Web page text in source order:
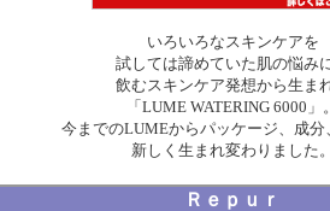
いろいろなスキンケアを
試しては諦めていた肌の悩み
飲むスキンケア発想から生ま
「LUME WATERING 6000」
今までのLUMEからパッケージ、成分
新しく生まれ変わりました
Ｒｅｐｕｒ